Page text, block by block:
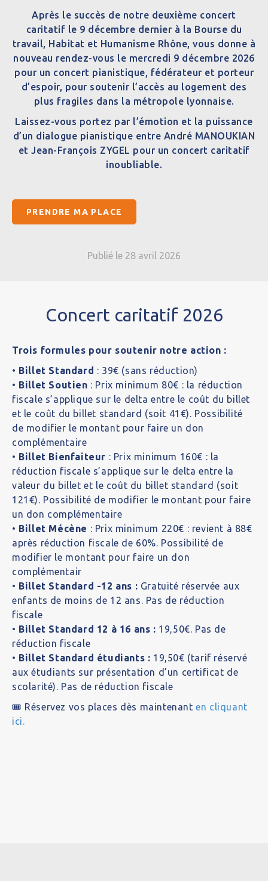
Après le succès de notre deuxième concert
caritatif le 9 décembre dernier à la Bourse du
travail, Habitat et Humanisme Rhône, vous donne à
nouveau rendez-vous le mercredi 9 décembre 2026
pour un concert pianistique, fédérateur et porteur
d’espoir, pour soutenir l’accès au logement des
plus fragiles dans la métropole lyonnaise.
Laissez-vous portez par l’émotion et la puissance
d’un dialogue pianistique entre André MANOUKIAN
et Jean-François ZYGEL pour un concert caritatif
inoubliable.
PRENDRE MA PLACE
Publié le 28 avril 2026
Concert caritatif 2026
Trois formules pour soutenir notre action :
• Billet Standard : 39€ (sans réduction)
• Billet Soutien : Prix minimum 80€ : la réduction
fiscale s’applique sur le delta entre le coût du billet
et le coût du billet standard (soit 41€). Possibilité
de modifier le montant pour faire un don
complémentaire
• Billet Bienfaiteur : Prix minimum 160€ : la
réduction fiscale s’applique sur le delta entre la
valeur du billet et le coût du billet standard (soit
121€). Possibilité de modifier le montant pour faire
un don complémentaire
• Billet Mécène : Prix minimum 220€ : revient à 88€
après réduction fiscale de 60%. Possibilité de
modifier le montant pour faire un don
complémentair
• Billet Standard -12 ans : Gratuité réservée aux
enfants de moins de 12 ans. Pas de réduction
fiscale
• Billet Standard 12 à 16 ans : 19,50€. Pas de
réduction fiscale
• Billet Standard étudiants : 19,50€ (tarif réservé
aux étudiants sur présentation d’un certificat de
scolarité). Pas de réduction fiscale
🎟️ Réservez vos places dès maintenant en cliquant
ici.